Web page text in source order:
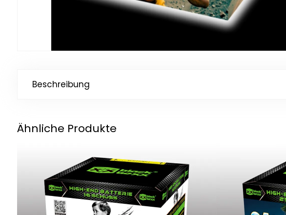
Beschreibung
Ähnliche Produkte